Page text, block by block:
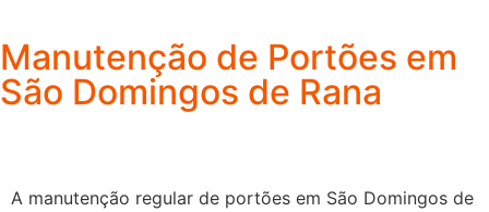
Manutenção de Portões em
São Domingos de Rana
A manutenção regular de portões em São Domingos de